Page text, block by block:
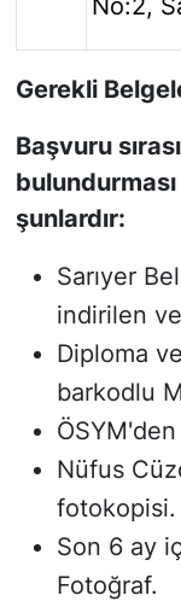
Gerekli
Başvuru
şunlardır:
Sarıyer
indirilen
Diploma
barkodlu
ÖSYM'den
Nüfus
fotokopisi.
Son 6 ay
Fotoğraf.